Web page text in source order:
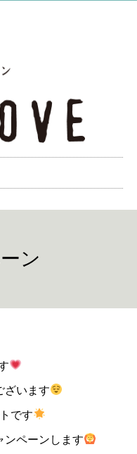
ン
ざいます
です
ンペーンします